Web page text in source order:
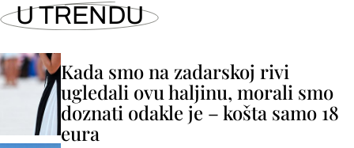
U TRENDU
Kada smo na zadarskoj rivi
ugledali ovu haljinu, morali smo
doznati odakle je – košta samo 18
eura